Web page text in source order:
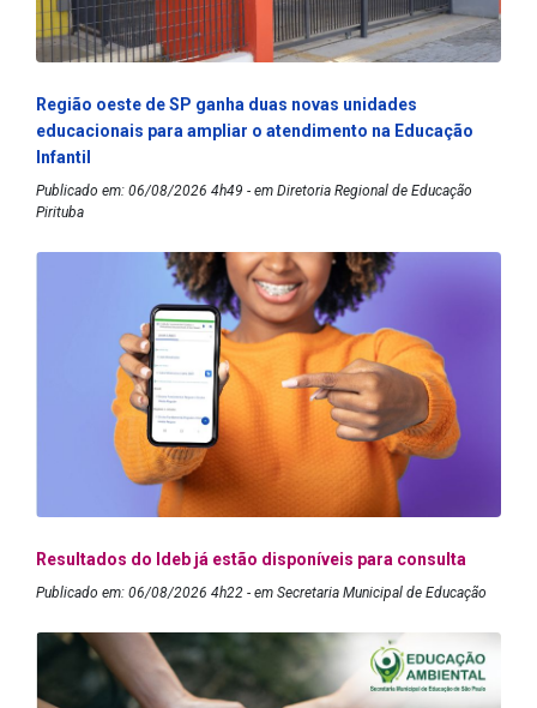
Região oeste de SP ganha duas novas unidades
educacionais para ampliar o atendimento na Educação
Infantil
Publicado em: 06/08/2026 4h49 - em Diretoria Regional de Educação
Pirituba
Resultados do Ideb já estão disponíveis para consulta
Publicado em: 06/08/2026 4h22 - em Secretaria Municipal de Educação